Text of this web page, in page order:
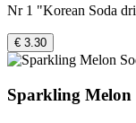
Nr 1 "Korean Soda
€ 3.30
Sparkling Melon